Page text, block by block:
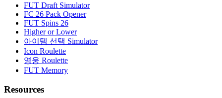
FUT Draft Simulator
FC 26 Pack Opener
FUT Spins 26
Higher or Lower
아이템 선택 Simulator
Icon Roulette
영웅 Roulette
FUT Memory
Resources